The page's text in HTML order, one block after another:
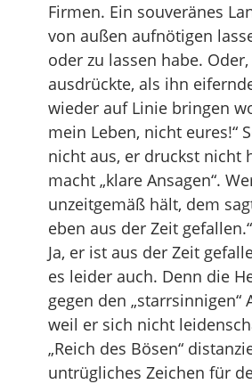
Firmen. Ein souveränes
von außen aufnötigen
oder zu lassen habe.
ausdrückte, als ihn
wieder auf Linie bringen
mein Leben, nicht eures!“
nicht aus, er druckst nicht
macht „klare Ansagen“.
unzeitgemäß hält, dem
eben aus der Zeit
Ja, er ist aus der Zeit
es leider auch. Denn die
gegen den „starrsinnigen“
weil er sich nicht
„Reich des Bösen“
untrügliches Zeichen für